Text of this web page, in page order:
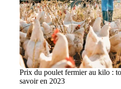
Prix du poulet fermier au kilo :
savoir en 2023